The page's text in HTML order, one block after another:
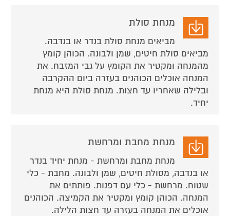
מנחת סולת
מביאים מנחת סולת בנדר או בנדבה.
מביאים סולת חיטים, שמן ולבונה. הכוהן קומץ
מהמנחה ומקטיר את הקומץ על גבי המזבח. את
המנחה אוכלים הכוהנים בעזרה ביום ההקרבה
ובלילה שאחריו עד חצות. מנחת סולת היא מנחת
יחיד.
מנחת מחבת ומרחשת
מנחת מחבת ומרחשת - מנחת יחיד בנדר
או בנדבה, מסולת חיטים, שמן ולבונה. מחבת - כלי
שטוח. מרחשת - כלי עם דפנות. פותתים את
המנחה. הכוהן קומץ ומקטיר את הקמיצה. הכוהנים
אוכלים את המנחה בעזרה עד חצות הלילה.